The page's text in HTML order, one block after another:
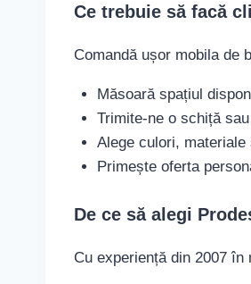
Ce trebuie să facă
Comandă ușor mobila de
Măsoară spațiul
Trimite-ne o schiță
Alege culori,
Primește oferta
De ce să alegi
Cu experiență din 2007